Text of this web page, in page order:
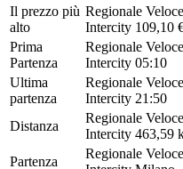
Il prezzo più
alto
Regionale
Intercity 109,10
Prima
Partenza
Regionale
Intercity 05:10
Ultima
partenza
Regionale
Intercity 21:50
Distanza
Regionale
Intercity 463,59
Partenza
Regionale